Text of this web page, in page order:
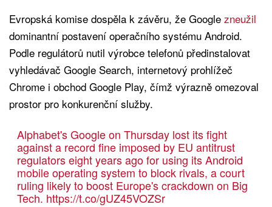
Evropská komise dospěla k závěru, že Google zneužil
dominantní postavení operačního systému Android.
Podle regulátorů nutil výrobce telefonů předinstalovat
vyhledávač Google Search, internetový prohlížeč
Chrome i obchod Google Play, čímž výrazně omezoval
prostor pro konkurenční služby.
Alphabet's Google on Thursday lost its fight
against a record fine imposed by EU antitrust
regulators eight years ago for using its Android
mobile operating system to block rivals, a court
ruling likely to boost Europe's crackdown on Big
Tech. https://t.co/gUZ45VOZSr